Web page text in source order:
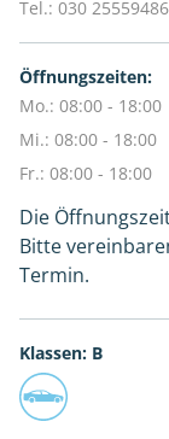
Tel.: 030 25559486
Öffnungszeiten:
Mo.: 08:00 - 18:00
Mi.: 08:00 - 18:00
Fr.: 08:00 - 18:00
Die
Bitte
Termin.
Klassen: B